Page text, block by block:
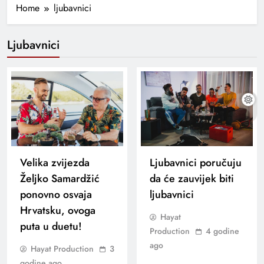
Home ljubavnici
Ljubavnici
Velika zvijezda
Željko Samardžić
ponovno osvaja
Hrvatsku, ovoga
puta u duetu!
Hayat Production
3
Ljubavnici poručuju
da će zauvijek biti
ljubavnici
Hayat
Production
4 godine
ago